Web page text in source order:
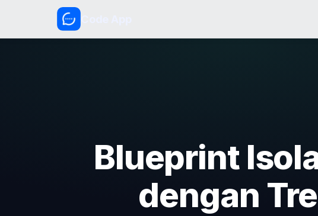
Blueprint
dengan